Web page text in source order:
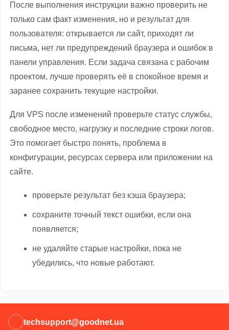
После выполнения инструкции важно проверить не
только сам факт изменения, но и результат для
пользователя: открывается ли сайт, приходят ли
письма, нет ли предупреждений браузера и ошибок в
панели управления. Если задача связана с рабочим
проектом, лучше проверять её в спокойное время и
заранее сохранить текущие настройки.
Для VPS после изменений проверьте статус службы,
свободное место, нагрузку и последние строки логов.
Это помогает быстро понять, проблема в
конфигурации, ресурсах сервера или приложении на
сайте.
проверьте результат без кэша браузера;
сохраните точный текст ошибки, если она
появляется;
не удаляйте старые настройки, пока не
убедились, что новые работают.
techsupport@goodnet.ua